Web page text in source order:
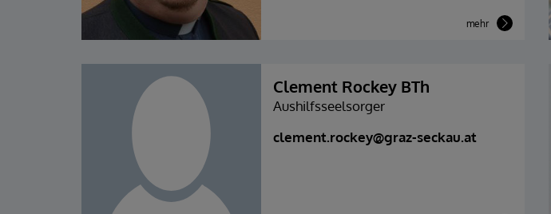
mehr
Clement Rockey BTh
Aushilfsseelsorger
clement.rockey@graz-seckau.at